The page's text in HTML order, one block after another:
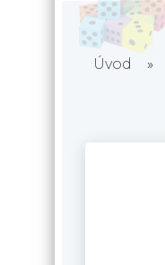
Úvod »